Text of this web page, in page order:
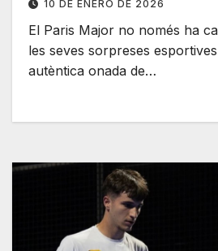
10 DE ENERO DE 2026
El Paris Major no només ha
les seves sorpreses
autèntica onada de…